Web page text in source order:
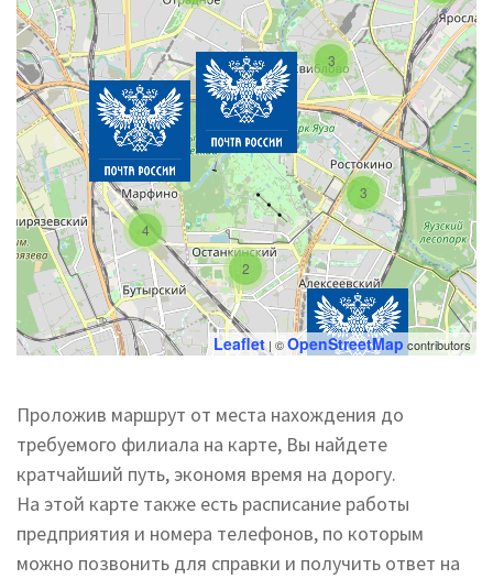
4
2
3
3
Leaflet| ©OpenStreetMap contributors
Проложив маршрут от места нахождения до
требуемого филиала на карте, Вы найдете
кратчайший путь, экономя время на дорогу.
На этой карте также есть расписание работы
предприятия и номера телефонов, по которым
можно позвонить для справки и получить ответ на